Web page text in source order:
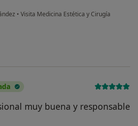
• Visita Medicina Estética y Cirugía
muy buena y responsable